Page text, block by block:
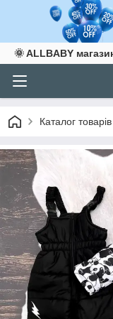
🌞 ALLBABY
Каталог товарів